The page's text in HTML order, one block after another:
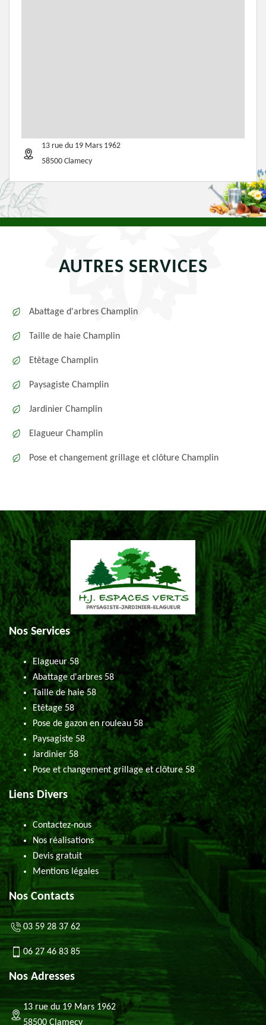
13 rue du 19 Mars 1962
58500 Clamecy
AUTRES SERVICES
Abattage d'arbres Champlin
Taille de haie Champlin
Etêtage Champlin
Paysagiste Champlin
Jardinier Champlin
Elagueur Champlin
Pose et changement grillage et clôture Champlin
Nos Services
Elagueur 58
Abattage d'arbres 58
Taille de haie 58
Etêtage 58
Pose de gazon en rouleau 58
Paysagiste 58
Jardinier 58
Pose et changement grillage et clôture 58
Liens Divers
Contactez-nous
Nos réalisations
Devis gratuit
Mentions légales
Nos Contacts
03 59 28 37 62
06 27 46 83 85
Nos Adresses
13 rue du 19 Mars 1962
58500 Clamecy